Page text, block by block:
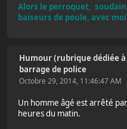
Alors le perroquet,
baiseurs de poule, avec
Humour (rubrique dédiée
barrage de police
Octobre 29, 2014, 11:46:47 AM
Un homme âgé est arrêté
heures du matin.